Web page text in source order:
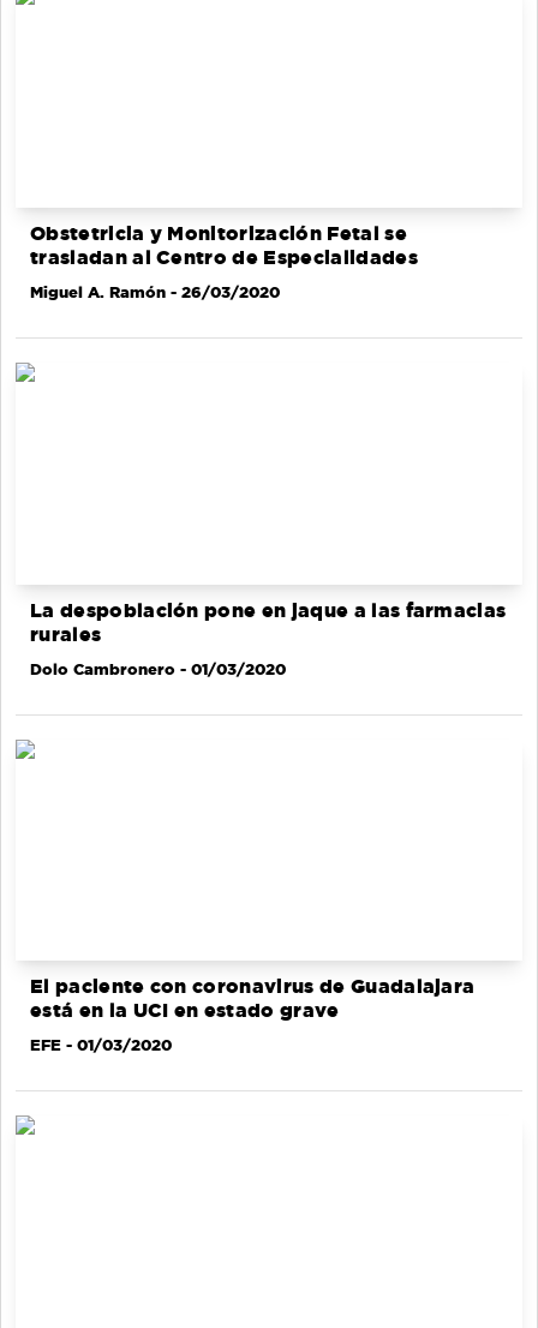
Obstetricia y Monitorización Fetal se
trasladan al Centro de Especialidades
Miguel A. Ramón - 26/03/2020
La despoblación pone en jaque a las farmacias
rurales
Dolo Cambronero - 01/03/2020
El paciente con coronavirus de Guadalajara
está en la UCI en estado grave
EFE - 01/03/2020